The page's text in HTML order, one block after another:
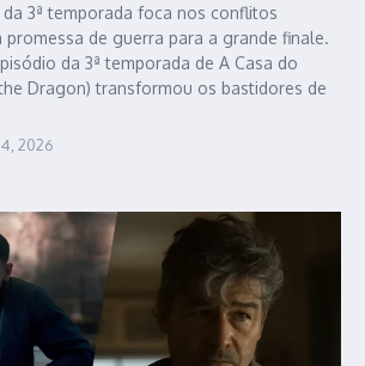
3ª temporada foca nos conflitos
promessa de guerra para a grande finale.
da 3ª temporada de A Casa do
Dragon) transformou os bastidores de
2026